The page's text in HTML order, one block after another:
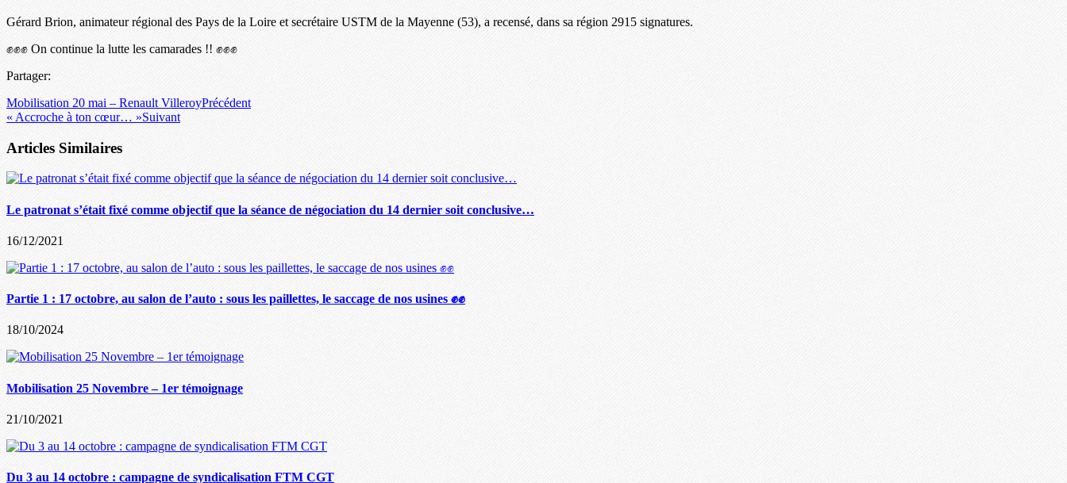
Gérard Brion, animateur régional des Pays de la Loire et secrétaire USTM de la Mayenne (53), a recensé, dans sa région 2915 signatures.
✊✊✊ On continue la lutte les camarades !! ✊✊✊
Partager:
Mobilisation 20 mai – Renault VilleroyPrécédent
« Accroche à ton cœur… »Suivant
Articles Similaires
Le patronat s’était fixé comme objectif que la séance de négociation du 14 dernier soit conclusive…
16/12/2021
Partie 1 : 17 octobre, au salon de l’auto : sous les paillettes, le saccage de nos usines ✊✊
18/10/2024
Mobilisation 25 Novembre – 1er témoignage
21/10/2021
Du 3 au 14 octobre : campagne de syndicalisation FTM CGT